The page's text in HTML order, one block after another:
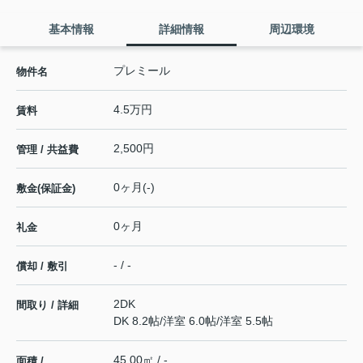
基本情報 詳細情報 周辺環境
物件名 プレミール
賃料 4.5万円
管理 / 共益費 2,500円
敷金(保証金) 0ヶ月(-)
礼金 0ヶ月
償却 / 敷引 - / -
間取り / 詳細
2DK
DK 8.2帖/洋室 6.0帖/洋室 5.5帖
45.00㎡ / -